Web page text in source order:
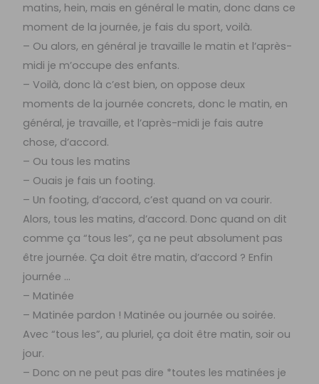
matins, hein, mais en général le matin, donc dans ce
moment de la journée, je fais du sport, voilà.
– Ou alors, en général je travaille le matin et l’après-
midi je m’occupe des enfants.
– Voilà, donc là c’est bien, on oppose deux
moments de la journée concrets, donc le matin, en
général, je travaille, et l’après-midi je fais autre
chose, d’accord.
– Ou tous les matins
– Ouais je fais un footing.
– Un footing, d’accord, c’est quand on va courir.
Alors, tous les matins, d’accord. Donc quand on dit
comme ça “tous les”, ça ne peut absolument pas
être journée. Ça doit être matin, d’accord ? Enfin
journée …
– Matinée
– Matinée pardon ! Matinée ou journée ou soirée.
Avec “tous les”, au pluriel, ça doit être matin, soir ou
jour.
– Donc on ne peut pas dire *toutes les matinées je